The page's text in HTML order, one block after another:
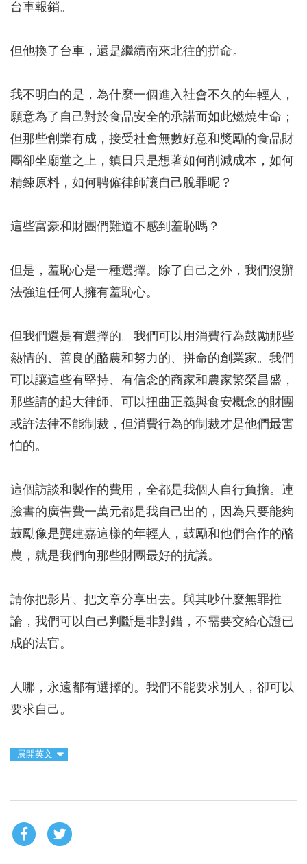
台車報銷。
但他換了台車，還是繼續南來北往的拼命。
我不明白的是，為什麼一個進入社會不久的年輕人，
願意為了自己對於食品安全的承諾而如此燃燒生命；
但那些創業有成，接受社會無數好意和獎勵的食品財
團卻坐廟堂之上，鎮日只是想著如何削減成本，如何
精鍊原料，如何聘僱律師讓自己脫罪呢？
這些富豪和財團們難道不感到羞恥嗎？
但是，羞恥心是一種選擇。除了自己之外，我們沒辦
法強迫任何人擁有羞恥心。
但我們還是有選擇的。我們可以用消費行為鼓勵那些
熱情的、善良的酪農和努力的、拼命的創業家。我們
可以讓這些有堅持、有信念的商家和農家繁榮昌盛，
那些請的起大律師、可以扭曲正義與食安概念的財團
或許法律不能制裁，但消費行為的制裁才是他們最害
怕的。
這個訪談和製作的費用，全都是我個人自行負擔。連
臉書的廣告費一萬元都是我自己出的，因為只要能夠
鼓勵像是龔建嘉這樣的年輕人，鼓勵和他們合作的酪
農，就是我們向那些財團最好的抗議。
請你把影片、把文章分享出去。與其吵什麼無罪推
論，我們可以自己判斷是非對錯，不需要交給心證已
成的法官。
人哪，永遠都有選擇的。我們不能要求別人，卻可以
要求自己。
展開英文